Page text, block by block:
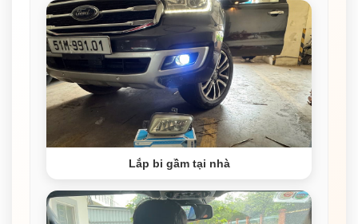
Lắp bi gầm tại nhà